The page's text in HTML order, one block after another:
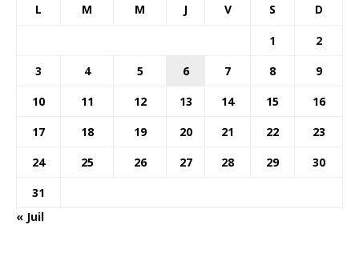
L M M J V S D
1
2
3
4 5 6 7 8
9
10
11 12 13 14 15
16
17
18 19 20 21 22
23
24
25 26 27 28 29
30
31
« Juil